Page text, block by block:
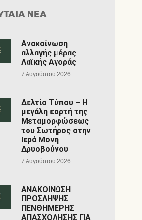
ΝΕΑ
Ανακοίνωση
αλλαγής μέρας
Λαϊκής Αγοράς
7 Αυγούστου 2026
Δελτίο Τύπου – Η
μεγάλη εορτή της
Μεταμορφώσεως
του Σωτήρος στην
Ιερά Μονή
Δρυοβούνου
7 Αυγούστου 2026
ΑΝΑΚΟΙΝΩΣΗ
ΠΡΟΣΛΗΨΗΣ
ΠΕΝΘΗΜΕΡΗΣ
ΑΠΑΣΧΟΛΗΣΗΣ ΓΙΑ